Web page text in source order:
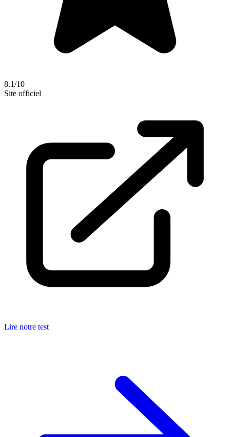
8.1/10
Site officiel
Lire notre test